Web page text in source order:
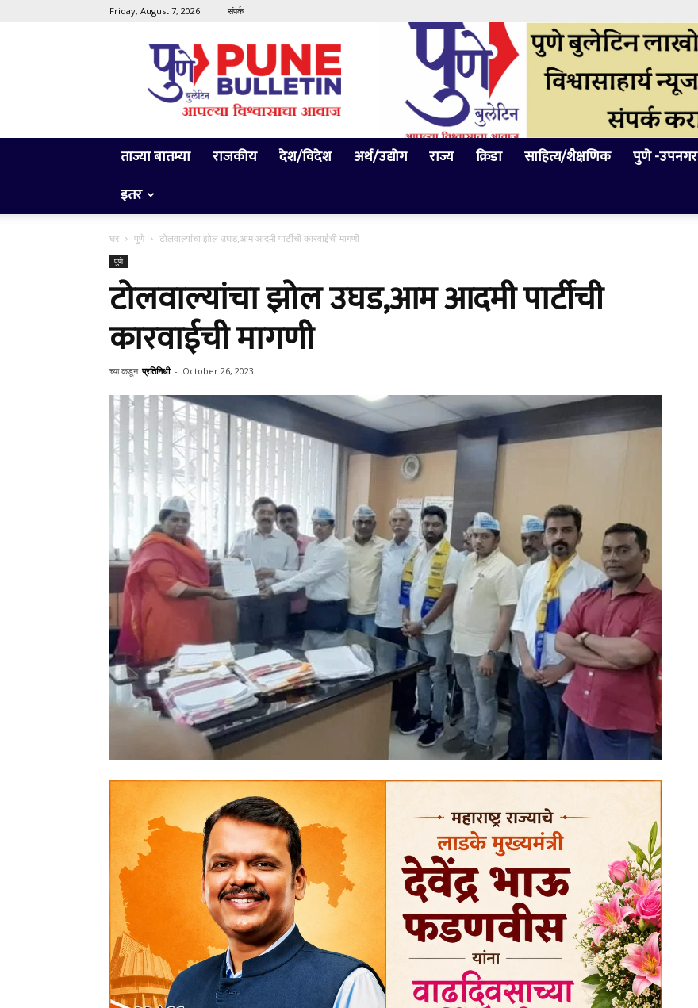
Friday, August 7, 2026 संपर्क
Pune
Bulletin
ताज्या बातम्या राजकीय देश/विदेश अर्थ/उद्योग राज्य क्रिडा साहित्य/शैक्षणिक पुणे -उपनगर
इतर
घर पुणे टोलवाल्यांचा झोल उघड,आम आदमी पार्टीची कारवाईची मागणी
पुणे
टोलवाल्यांचा झोल उघड,आम आदमी पार्टीची
कारवाईची मागणी
च्या कडून प्रतिनिधी - October 26, 2023